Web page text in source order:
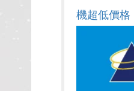
機超低價格